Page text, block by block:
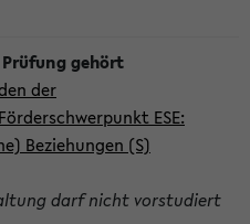
der
ESE:
Beziehungen (S)
darf nicht vorstudiert